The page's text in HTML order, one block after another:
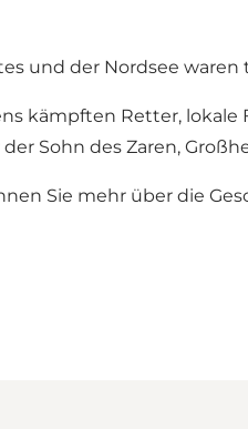
und der Nordsee
kämpften Retter,
Sohn des Zaren,
Sie mehr über die